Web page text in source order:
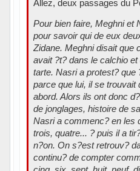
Allez, deux passages du
Pour bien faire, Meghni et
pour savoir qui de eux
Zidane. Meghni disait que
avait ?t? dans le calchio
tarte. Nasri a protest? que
parce que lui, il se trouvait
abord. Alors ils ont donc
de jonglages, histoire de
Nasri a commenc? en les
trois, quatre... ? puis il a
n?on. On s?est retrouv?
continu? de compter